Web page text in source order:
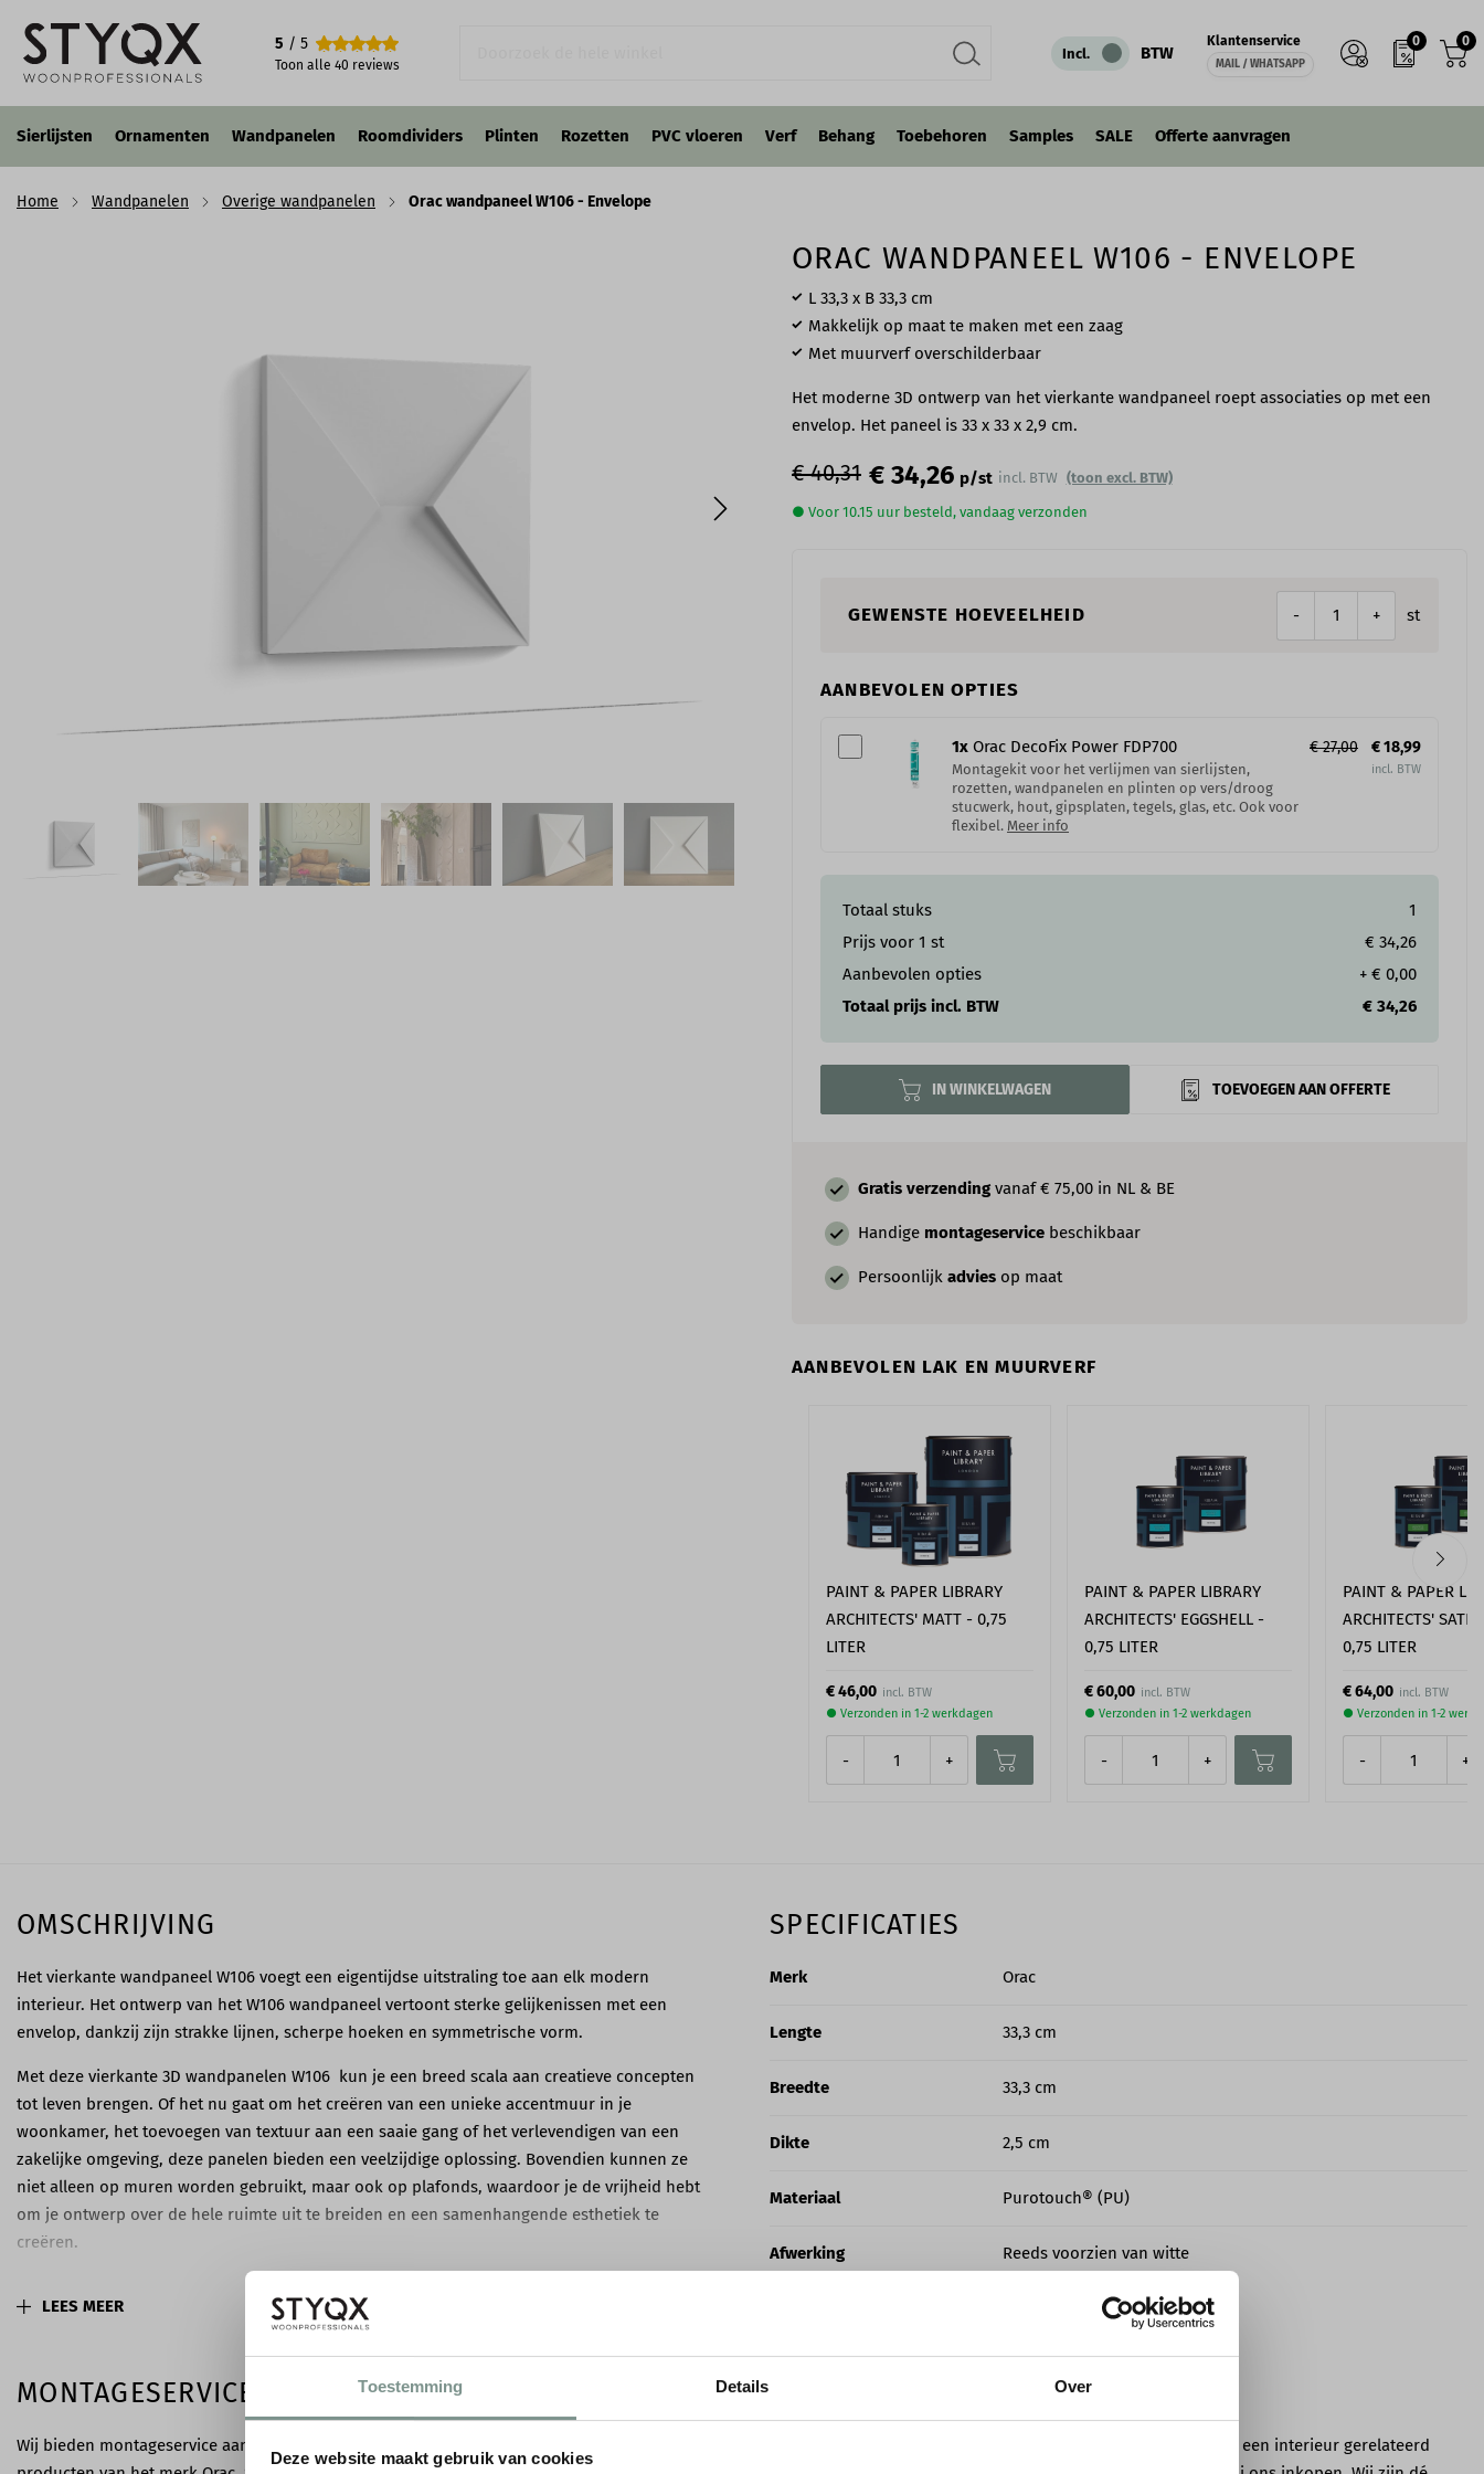
Toestemming Details Over
Deze website maakt gebruik van cookies
0
5 / 5
Toon alle 40 reviews
Incl. BTW
Klantenservice
MAIL / WHATSAPP
0
Sierlijsten Ornamenten Wandpanelen Roomdividers Plinten Rozetten PVC vloeren Verf Behang Toebehoren Samples SALE Offerte aanvragen
Home Wandpanelen Overige wandpanelen Orac wandpaneel W106 - Envelope
ORAC WANDPANEEL W106 - ENVELOPE
Gratis verzending vanaf € 75,00 in NL & BE
Handige montageservice beschikbaar
Persoonlijk advies op maat
AANBEVOLEN LAK EN MUURVERF
PAINT & PAPER LIBRARY
ARCHITECTS' MATT - 0,75
LITER
€ 46,00
● Verzonden in 1-2 werkdagen
- +
PAINT & PAPER LIBRARY
ARCHITECTS' EGGSHELL -
0,75 LITER
€ 60,00
● Verzonden in 1-2 werkdagen
- +
PAINT & PAPER
ARCHITECTS'
0,75 LITER
€ 64,00
● Verzonden in 1-2
- +
€ 40,31 € 34,26 p/st incl. BTW (toon excl. BTW)
● Voor 10.15 uur besteld, vandaag verzonden
GEWENSTE HOEVEELHEID - + st
Totaal stuks
1
Prijs voor 1 st
€ 34,26
Aanbevolen opties
+ € 0,00
Totaal prijs incl. BTW
€ 34,26
AANBEVOLEN OPTIES
1x Orac DecoFix Power​ FDP700
Montagekit voor het verlijmen van sierlijsten,
rozetten, wandpanelen en plinten op vers/droog
stucwerk, hout, gipsplaten, tegels, glas, etc. Ook voor
flexibel. Meer info
€ 27,00 € 18,99
Orac wandpaneel W106 - Envelope
€ 40,31 € 34,26 incl. BTW
IN WINKELWAGEN
IN WINKELWAGEN TOEVOEGEN AAN OFFERTE
L 33,3 x B 33,3 cm
Makkelijk op maat te maken met een zaag
Met muurverf overschilderbaar
Het moderne 3D ontwerp van het vierkante wandpaneel roept associaties op met een
envelop. Het paneel is 33 x 33 x 2,9 cm.
OMSCHRIJVING
Het vierkante wandpaneel W106 voegt een eigentijdse uitstraling toe aan elk modern
interieur. Het ontwerp van het W106 wandpaneel vertoont sterke gelijkenissen met een
envelop, dankzij zijn strakke lijnen, scherpe hoeken en symmetrische vorm.
Met deze vierkante 3D wandpanelen W106 kun je een breed scala aan creatieve concepten
tot leven brengen. Of het nu gaat om het creëren van een unieke accentmuur in je
woonkamer, het toevoegen van textuur aan een saaie gang of het verlevendigen van een
zakelijke omgeving, deze panelen bieden een veelzijdige oplossing. Bovendien kunnen ze
niet alleen op muren worden gebruikt, maar ook op plafonds, waardoor je de vrijheid hebt
om je ontwerp over de hele ruimte uit te breiden en een samenhangende esthetiek te
creëren.
Wandpaneel W106 kun je perfect combineren met het
Voor een nog breder scala aan mogelijkheden kun je combinaties maken met het
wandpaneel W107, dat exact dezelfde afmetingen heeft als het W106 paneel. Hierdoor wordt
creëren van de gewenste look en functionaliteit in je ruimte.
LEES MEER
SPECIFICATIES
Merk Orac
Lengte 33,3 cm
Breedte 33,3 cm
Dikte 2,5 cm
Materiaal Purotouch® (PU)
Afwerking
Reeds voorzien van witte
Makkelijk op maat te maken
met een zaag
Akoestisch effect
Absorbeert tot 25% van een
MONTAGESERVICE
Wij bieden montageservice aan voor het plaatsen van dit wandpaneel en alle andere
Ben je schilder, aannemer, interieurbouwer, designer of heb je een interieur gerelateerd